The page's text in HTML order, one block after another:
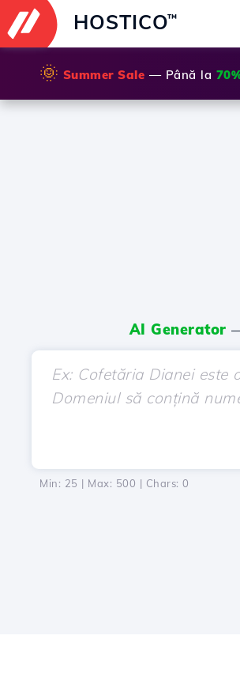
HOSTICO™
🌞 Summer Sale — Până la
AI Generator
Min: 25 | Max: 500 | Chars: 0